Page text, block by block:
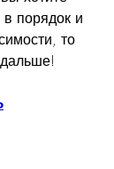
порядок и
то